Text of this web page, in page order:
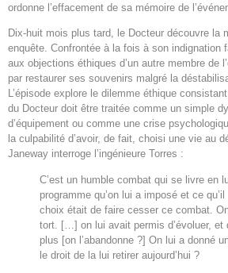
ordonne l’effacement de sa mémoire de
Dix-huit mois plus tard, le Docteur découvre la
enquête. Confrontée à la fois à son indignation
aux objections éthiques d’un autre membre de
par restaurer ses souvenirs malgré la
L’épisode explore le dilemme éthique
du Docteur doit être traitée comme un simple
d’équipement ou comme une crise
la culpabilité d’avoir, de fait, choisi une vie au
Janeway interroge l’ingénieure Torres :
C’est un humble combat qui se livre en
programme qu’on lui a imposé et ce
choix était de faire cesser ce combat.
tort. […] on lui avait permis d’évoluer, et
plus [on l’abandonne ?] On lui a donné
le droit de la lui retirer aujourd’hui ?